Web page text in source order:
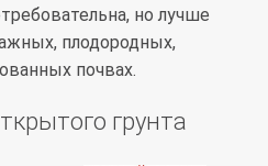
но лучше
плодородных,
почвах.
грунта